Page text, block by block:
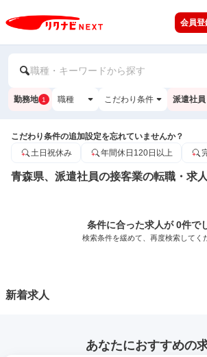
会員登
職種・キーワードから探す
勤務地 1 職種 こだわり条件 派遣社員
こだわり条件の追加設定を忘れていませんか？
土日祝休み
年間休日120日以上
青森県、派遣社員の接客業の転職・求
条件に合った求人が 0件で
検索条件を緩めて、再度検索してく
新着求人
あなたにおすすめの